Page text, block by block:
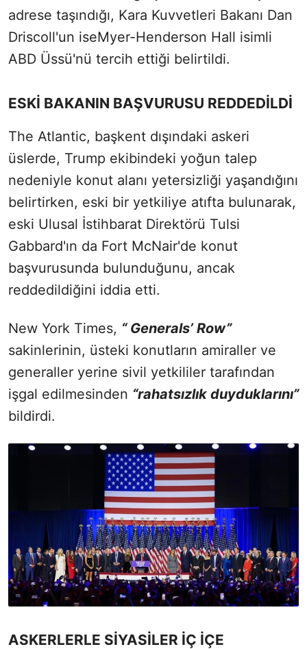
adrese taşındığı, Kara Kuvvetleri Bakanı Dan
Driscoll'un iseMyer-Henderson Hall isimli
ABD Üssü'nü tercih ettiği belirtildi.
ESKİ BAKANIN BAŞVURUSU REDDEDİLDİ
The Atlantic, başkent dışındaki askeri
üslerde, Trump ekibindeki yoğun talep
nedeniyle konut alanı yetersizliği yaşandığını
belirtirken, eski bir yetkiliye atıfta bulunarak,
eski Ulusal İstihbarat Direktörü Tulsi
Gabbard'ın da Fort McNair'de konut
başvurusunda bulunduğunu, ancak
reddedildiğini iddia etti.
New York Times, “ Generals’ Row”
sakinlerinin, üsteki konutların amiraller ve
generaller yerine sivil yetkililer tarafından
işgal edilmesinden “rahatsızlık duyduklarını”
bildirdi.
ASKERLERLE SİYASİLER İÇ İÇE